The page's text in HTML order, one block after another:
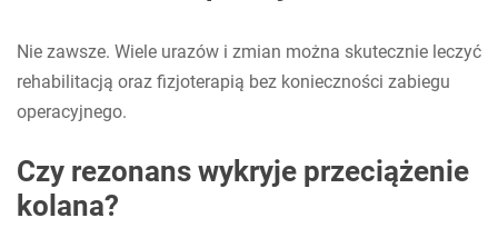
Nie zawsze. Wiele urazów i zmian można skutecznie leczyć
rehabilitacją oraz fizjoterapią bez konieczności zabiegu
operacyjnego.
Czy rezonans wykryje przeciążenie
kolana?